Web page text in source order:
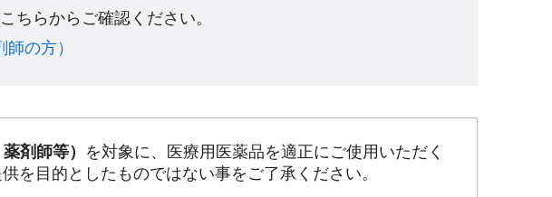
ちらからご確認ください。​
の方）​
剤師等） を対象に、医療用医薬品を適正にご使用いただく
を目的としたものではない事をご了承ください。